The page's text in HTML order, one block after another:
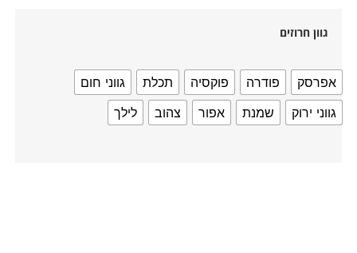
גוון חרוזים
אפרסק פודרה פוקסיה תכלת
גווני חום
גווני ירוק
שמנת אפור צהוב לילך